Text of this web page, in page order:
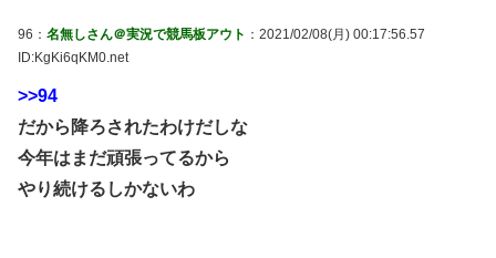
96： 名無しさん＠実況で競馬板アウト ：2021/02/08(月) 00:17:56.57
ID:KgKi6qKM0.net
>>94
だから降ろされたわけだしな
今年はまだ頑張ってるから
やり続けるしかないわ